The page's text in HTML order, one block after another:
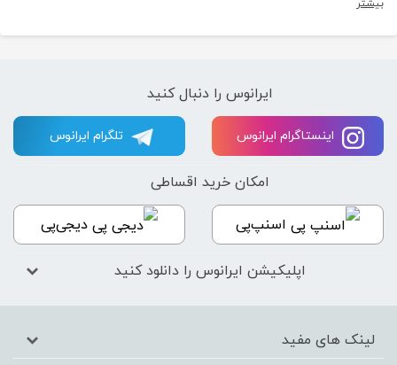
بیشتر
ایرانوس را دنبال کنید
تلگرام ایرانوس اینستاگرام ایرانوس
امکان خرید اقساطی
اسنپ‌پی دیجی‌پی
اپلیکیشن ایرانوس را دانلود کنید
لینک های مفید